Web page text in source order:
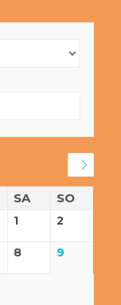
SA SO
1 2
8 9